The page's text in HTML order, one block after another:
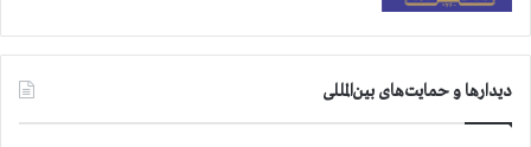
دیدارها و حمایت‌های بین‌المللی